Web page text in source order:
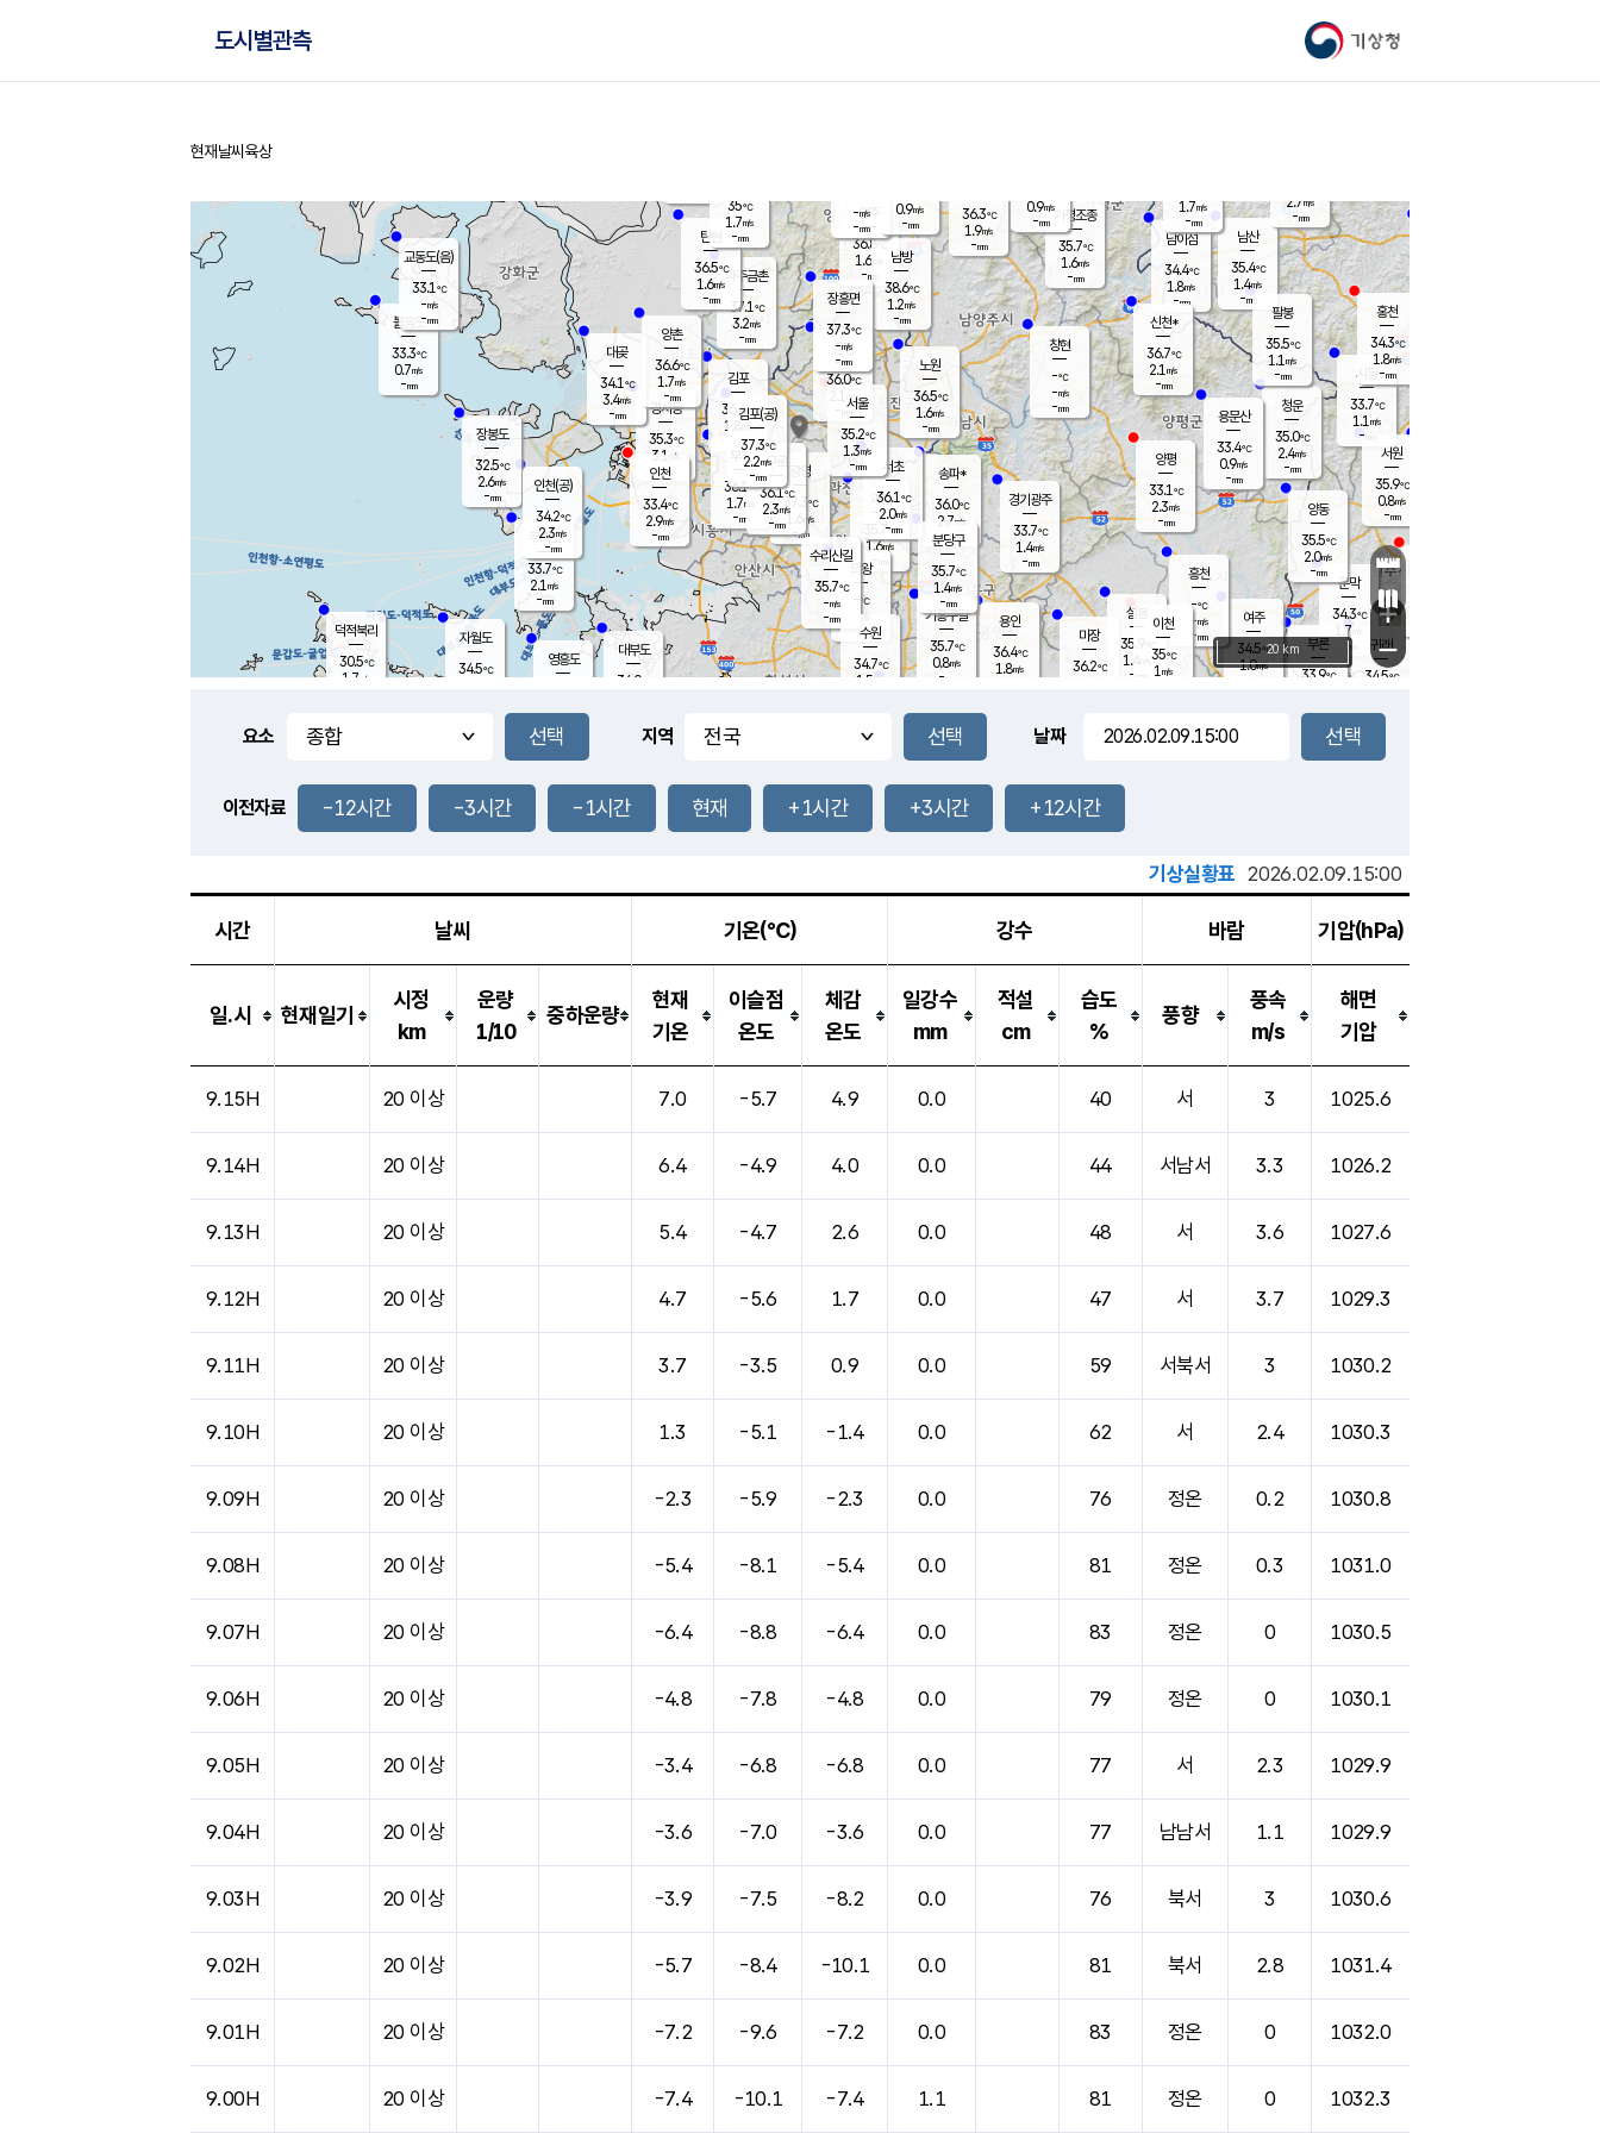
기상청
도시별관측
홈
현재날씨 육상
풍도
0.7m/s
문막
34.3℃
1.7m/s
mm
남이섬
34.4℃
1.8m/s
-mm
무의도
33.7℃
2.1 m/s
-mm
영흥도
볼음도
33.3℃
0.7m/s
-mm
자월도
34.5℃
양주
36.8℃
1.6
-mm
부론
33.9℃
과천
35.7℃
1.6m/s
- mm
남산
35.4℃
1.4m/s
-mm
장봉도
32.5℃
2.6m/s
-mm
-mm
청운
35.0℃
2.4m/s
-mm
팔봉
35.5℃
1.1 m/s
-mm
-mm
용인
36.4℃
1.8m/s
여주
34.5℃
1.0m/s
양동
35.5℃
2.0m/s
-mm
경기광주
33.7℃
1.4m/s
-mm
장호원
1.7m/s
-mm
34.3
℃
대부도
34.0
-
경서동
35.3℃
3.1 m/s
-mm
파주금촌
37.1℃
3.2m/s
-mm
가평조종
35.7℃
1.6m/s
-mm
36.3℃
1.9m/s
-mm
대곶
34.1℃
3.4m/s
-mm
신천*
36.7℃
2.1 m/s
-mm
창현
-℃
-m/s
-mm
탄현
36.5℃
1.6m/s
-mm
0.9m/s
-mm
36.5℃
2.2m/s
-mm
흥천
-℃
-m/s
-mm
마장
36.2℃
의왕
- ℃
m/s
mm
김포
36.4℃
1.8 m/s
mm
설봉
35.9
1.4
- mm
광명
37.3 ℃
1.6 m/s
-mm
부천
36.1℃
1.7m/s
-mm
-mm
양촌
36.6℃
1.7m/s
-mm
구로
36.1℃
2.3m/s
-mm
은평
36.0℃
2.1 m/s
- mm
노원
36.5℃
1.6m/s
-mm
송파*
36.0℃
2.7m/s
-mm
서초
36.1℃
2.0m/s
-mm
남방
38.6℃
1.2m/s
-mm
기흥구갈
35.7℃
0.8m/s
-
수리산길
35.7℃
-m/s
-mm
분당구
35.7℃
1.4m/s
-mm
장흥면
37.3℃
-m/s
-mm
-m/s
-mm
시동
33.7℃
1.1 m/s
- mm
귀래
34.5℃
서원
35.9℃
0.8m/s
-mm
용문산
33.4℃
0.9m/s
-mm
덕적북리
30.5℃
1.7 m/s
인천(공)
34.2℃
2.3m/s
-mm
김포(공)
37.3℃
2.2m/s
-mm
교동도(음)
33.1℃
-m/s
-mm
홍천
34.3℃
1.8m/s
-mm
이천
35℃
1 m/s
양평
33.1℃
2.3m/s
-mm
수원
34.7℃
1.5 m/s
인천
33.4℃
2.9m/s
-mm
서울
35.2℃
1.3m/s
-mm
2.7 m/s
-mm
35℃
1.7m/s
-mm
0.9m/s
-mm
+
−
20 km
요소 지역 날짜
이전자료 -12시간 -3시간 -1시간 현재 +1시간 +3시간 +12시간
기상실황표 2026.02.09.15:00
시간 날씨 기온(℃) 강수 바람 기압(hPa)
일.시 현재일기
시정
km
운량
1/10
중하운량
현재
기온
이슬점
온도
체감
온도
일강수
mm
적설
cm
습도
%
풍향
풍속
m/s
해면
기압
9.15H 20 이상 7.0 -5.7 4.9 0.0 40 서 3 1025.6
9.14H 20 이상 6.4 -4.9 4.0 0.0 44 서남서 3.3 1026.2
9.13H 20 이상 5.4 -4.7 2.6 0.0 48 서 3.6 1027.6
9.12H 20 이상 4.7 -5.6 1.7 0.0 47 서 3.7 1029.3
9.11H 20 이상 3.7 -3.5 0.9 0.0 59 서북서 3 1030.2
9.10H 20 이상 1.3 -5.1 -1.4 0.0 62 서 2.4 1030.3
9.09H 20 이상 -2.3 -5.9 -2.3 0.0 76 정온 0.2 1030.8
9.08H 20 이상 -5.4 -8.1 -5.4 0.0 81 정온 0.3 1031.0
9.07H 20 이상 -6.4 -8.8 -6.4 0.0 83 정온 0 1030.5
9.06H 20 이상 -4.8 -7.8 -4.8 0.0 79 정온 0 1030.1
9.05H 20 이상 -3.4 -6.8 -6.8 0.0 77 서 2.3 1029.9
9.04H 20 이상 -3.6 -7.0 -3.6 0.0 77 남남서 1.1 1029.9
9.03H 20 이상 -3.9 -7.5 -8.2 0.0 76 북서 3 1030.6
9.02H 20 이상 -5.7 -8.4 -10.1 0.0 81 북서 2.8 1031.4
9.01H 20 이상 -7.2 -9.6 -7.2 0.0 83 정온 0 1032.0
9.00H 20 이상 -7.4 -10.1 -7.4 1.1 81 정온 0 1032.3